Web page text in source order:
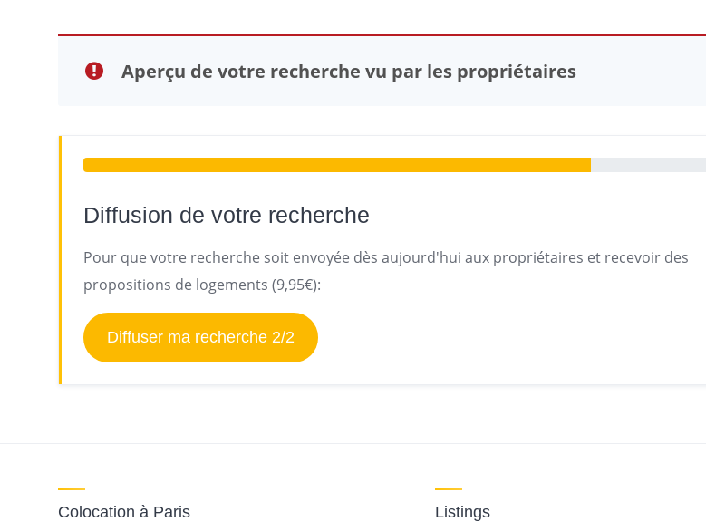
Aperçu de votre recherche vu par les propriétaires
Diffusion de votre recherche
Pour que votre recherche soit envoyée dès aujourd'hui aux propriétaires et recevoir des
propositions de logements (9,95€):
Diffuser ma recherche 2/2
Colocation à Paris Listings